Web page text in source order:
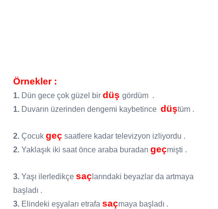
Örnekler :
1. Dün gece çok güzel bir düş gördüm .
1. Duvarın üzerinden dengemi kaybetince düştüm .
2. Çocuk geç saatlere kadar televizyon izliyordu .
2. Yaklaşık iki saat önce araba buradan geçmişti .
3. Yaşı ilerledikçe saç larındaki beyazlar da artmaya
başladı .
3. Elindeki eşyaları etrafa saçmaya başladı .